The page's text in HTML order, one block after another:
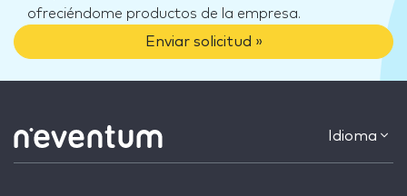
ofreciéndome productos de la empresa.
Enviar solicitud »
Idioma